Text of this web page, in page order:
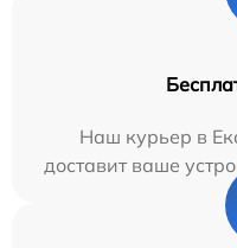
Наш курьер в
доставит ваше